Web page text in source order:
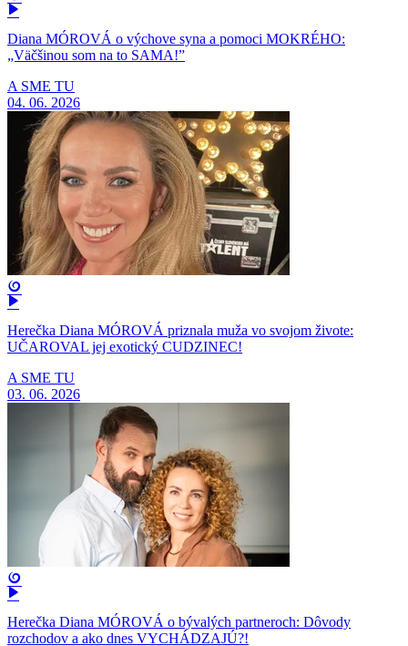
Diana MÓROVÁ o výchove syna a pomoci MOKRÉHO:
„Väčšinou som na to SAMA!”
A SME TU
04. 06. 2026
Herečka Diana MÓROVÁ priznala muža vo svojom živote:
UČAROVAL jej exotický CUDZINEC!
A SME TU
03. 06. 2026
Herečka Diana MÓROVÁ o bývalých partneroch: Dôvody
rozchodov a ako dnes VYCHÁDZAJÚ?!